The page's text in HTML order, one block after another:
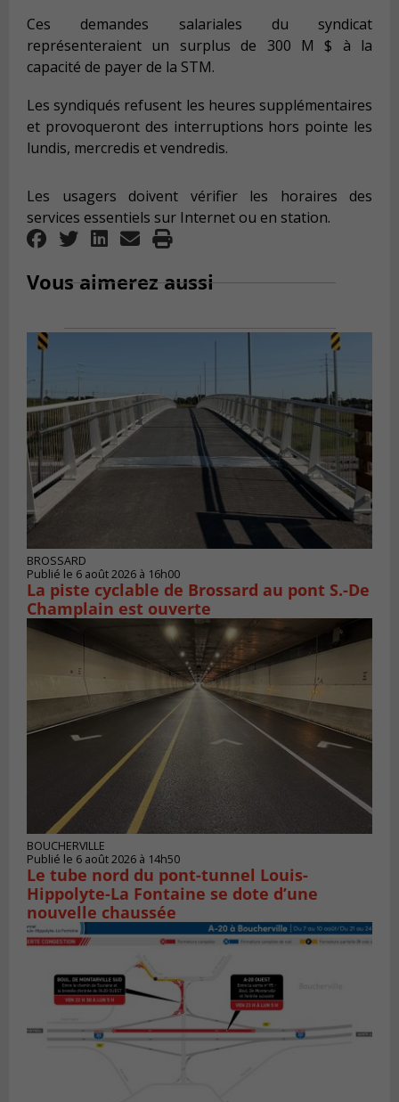
Ces demandes salariales du syndicat
représenteraient un surplus de 300 M $ à la
capacité de payer de la STM.
Les syndiqués refusent les heures supplémentaires
et provoqueront des interruptions hors pointe les
lundis, mercredis et vendredis.
Les usagers doivent vérifier les horaires des
services essentiels sur Internet ou en station.
Vous aimerez aussi
BROSSARD
Publié le 6 août 2026 à 16h00
La piste cyclable de Brossard au pont S.-De
Champlain est ouverte
BOUCHERVILLE
Publié le 6 août 2026 à 14h50
Le tube nord du pont-tunnel Louis-
Hippolyte-La Fontaine se dote d’une
nouvelle chaussée